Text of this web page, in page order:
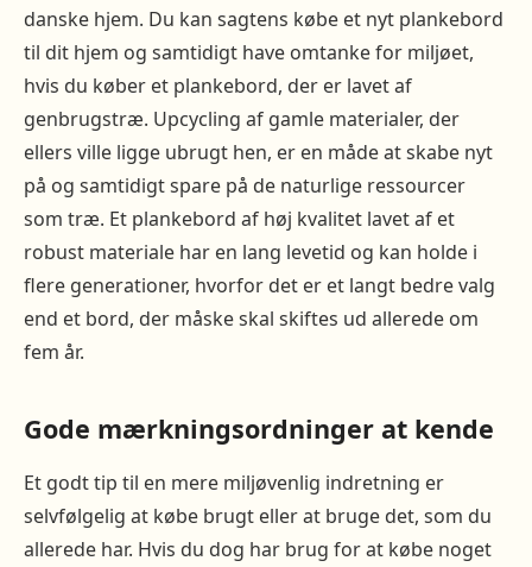
danske hjem. Du kan sagtens købe et nyt plankebord
til dit hjem og samtidigt have omtanke for miljøet,
hvis du køber et plankebord, der er lavet af
genbrugstræ. Upcycling af gamle materialer, der
ellers ville ligge ubrugt hen, er en måde at skabe nyt
på og samtidigt spare på de naturlige ressourcer
som træ. Et plankebord af høj kvalitet lavet af et
robust materiale har en lang levetid og kan holde i
flere generationer, hvorfor det er et langt bedre valg
end et bord, der måske skal skiftes ud allerede om
fem år.
Gode mærkningsordninger at kende
Et godt tip til en mere miljøvenlig indretning er
selvfølgelig at købe brugt eller at bruge det, som du
allerede har. Hvis du dog har brug for at købe noget